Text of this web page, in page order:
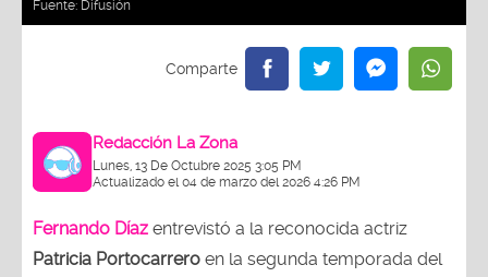
Fuente: Difusión
Redacción La Zona
Lunes, 13 De Octubre 2025 3:05 PM
Actualizado el 04 de marzo del 2026 4:26 PM
Fernando Díaz entrevistó a la reconocida actriz
Patricia Portocarrero en la segunda temporada del